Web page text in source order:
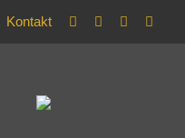
Kontakt